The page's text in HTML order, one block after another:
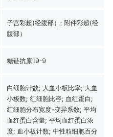
子宫彩超(经腹部）; 附件彩超(经
腹部）
糖链抗原19-9
白细胞计数; 大血小板比率; 大血
小板数; 红细胞比容; 血红蛋白;
红细胞分布宽度-变异系数; 平均
血红蛋白含量; 平均血红蛋白浓
度; 血小板计数; 中性粒细胞百分